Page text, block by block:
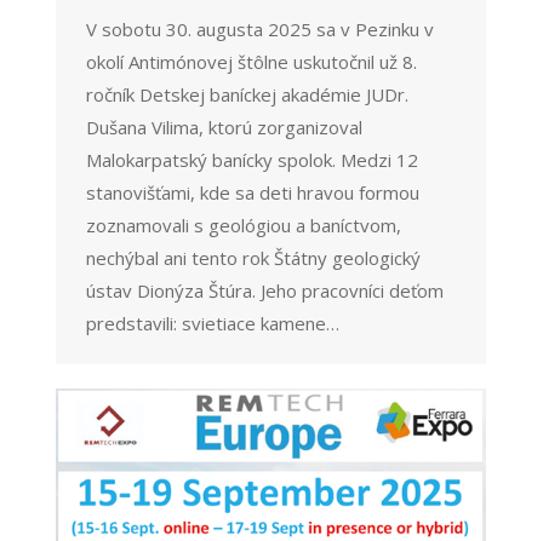
V sobotu 30. augusta 2025 sa v Pezinku v
okolí Antimónovej štôlne uskutočnil už 8.
ročník Detskej baníckej akadémie JUDr.
Dušana Vilima, ktorú zorganizoval
Malokarpatský banícky spolok. Medzi 12
stanovišťami, kde sa deti hravou formou
zoznamovali s geológiou a baníctvom,
nechýbal ani tento rok Štátny geologický
ústav Dionýza Štúra. Jeho pracovníci deťom
predstavili: svietiace kamene…